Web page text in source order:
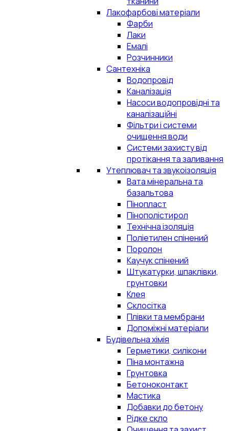
Лакофарбові матеріали
Фарби
Лаки
Емалі
Розчинники
Сантехніка
Водопровід
Каналізація
Насоси водопровідні та
каналізаційні
Фільтри і системи
очищення води
Системи захисту від
протікання та заливання
Утеплювач та звукоізоляція
Вата мінеральна та
базальтова
Пінопласт
Пінополістирол
Технічна ізоляція
Поліетилен спінений
Поролон
Каучук спінений
Штукатурки, шпаклівки,
грунтовки
Клея
Склосітка
Плівки та мембрани
Допоміжні матеріали
Будівельна хімія
Герметики, силікони
Піна монтажна
Грунтовка
Бетоноконтакт
Мастика
Добавки до бетону
Рідке скло